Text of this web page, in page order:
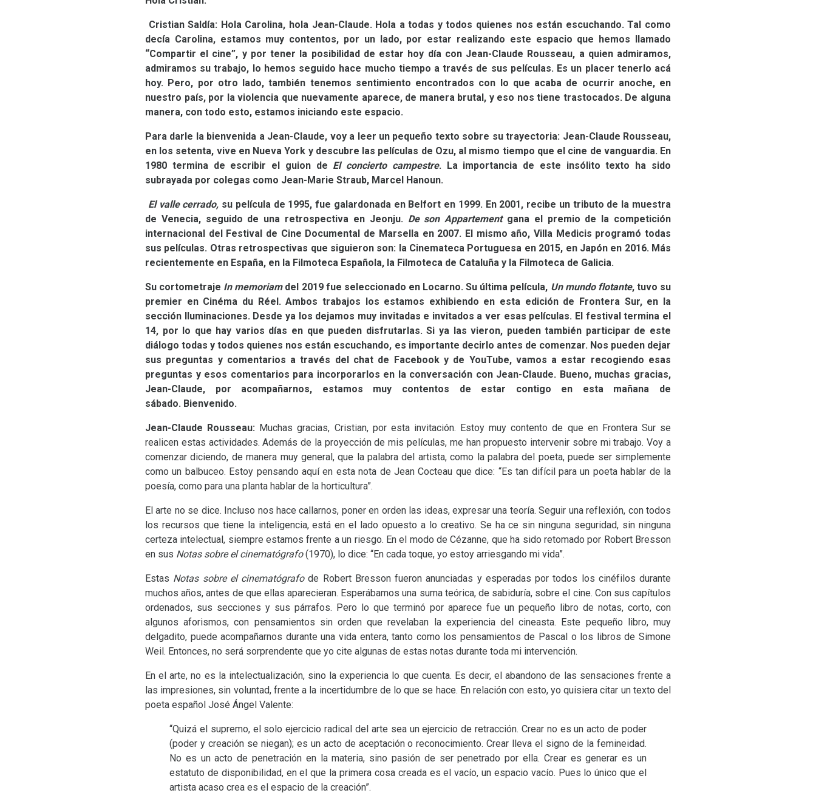
Cristian Saldía: Hola Carolina, hola Jean-Claude. Hola a todas y todos quienes nos están escuchando. Tal como
decía Carolina, estamos muy contentos, por un lado, por estar realizando este espacio que hemos llamado
“Compartir el cine”, y por tener la posibilidad de estar hoy día con Jean-Claude Rousseau, a quien admiramos,
admiramos su trabajo, lo hemos seguido hace mucho tiempo a través de sus películas. Es un placer tenerlo acá
hoy. Pero, por otro lado, también tenemos sentimiento encontrados con lo que acaba de ocurrir anoche, en
nuestro país, por la violencia que nuevamente aparece, de manera brutal, y eso nos tiene trastocados. De alguna
manera, con todo esto, estamos iniciando este espacio.
Para darle la bienvenida a Jean-Claude, voy a leer un pequeño texto sobre su trayectoria: Jean-Claude Rousseau,
en los setenta, vive en Nueva York y descubre las películas de Ozu, al mismo tiempo que el cine de vanguardia. En
1980 termina de escribir el guion de El concierto campestre. La importancia de este insólito texto ha sido
subrayada por colegas como Jean-Marie Straub, Marcel Hanoun.
El valle cerrado, su película de 1995, fue galardonada en Belfort en 1999. En 2001, recibe un tributo de la muestra
de Venecia, seguido de una retrospectiva en Jeonju. De son Appartementgana el premio de la competición
internacional del Festival de Cine Documental de Marsella en 2007. El mismo año, Villa Medicis programó todas
sus películas. Otras retrospectivas que siguieron son: la Cinemateca Portuguesa en 2015, en Japón en 2016. Más
recientemente en España, en la Filmoteca Española, la Filmoteca de Cataluña y la Filmoteca de Galicia.
Su cortometraje In memoriamdel 2019 fue seleccionado en Locarno. Su última película, Un mundo flotante, tuvo su
premier en Cinéma du Réel. Ambos trabajos los estamos exhibiendo en esta edición de Frontera Sur, en la
sección Iluminaciones. Desde ya los dejamos muy invitadas e invitados a ver esas películas. El festival termina el
14, por lo que hay varios días en que pueden disfrutarlas. Si ya las vieron, pueden también participar de este
diálogo todas y todos quienes nos están escuchando, es importante decirlo antes de comenzar. Nos pueden dejar
sus preguntas y comentarios a través del chat de Facebook y de YouTube, vamos a estar recogiendo esas
preguntas y esos comentarios para incorporarlos en la conversación con Jean-Claude. Bueno, muchas gracias,
Jean-Claude, por acompañarnos, estamos muy contentos de estar contigo en esta mañana de
sábado. Bienvenido.
Jean-Claude Rousseau: Muchas gracias, Cristian, por esta invitación. Estoy muy contento de que en Frontera Sur se
realicen estas actividades. Además de la proyección de mis películas, me han propuesto intervenir sobre mi trabajo. Voy a
comenzar diciendo, de manera muy general, que la palabra del artista, como la palabra del poeta, puede ser simplemente
como un balbuceo. Estoy pensando aquí en esta nota de Jean Cocteau que dice: “Es tan difícil para un poeta hablar de la
poesía, como para una planta hablar de la horticultura”.
El arte no se dice. Incluso nos hace callarnos, poner en orden las ideas, expresar una teoría. Seguir una reflexión, con todos
los recursos que tiene la inteligencia, está en el lado opuesto a lo creativo. Se ha ce sin ninguna seguridad, sin ninguna
certeza intelectual, siempre estamos frente a un riesgo. En el modo de Cézanne, que ha sido retomado por Robert Bresson
en sus Notas sobre el cinematógrafo(1970), lo dice: “En cada toque, yo estoy arriesgando mi vida”.
Estas Notas sobre el cinematógrafode Robert Bresson fueron anunciadas y esperadas por todos los cinéfilos durante
muchos años, antes de que ellas aparecieran. Esperábamos una suma teórica, de sabiduría, sobre el cine. Con sus capítulos
ordenados, sus secciones y sus párrafos. Pero lo que terminó por aparece fue un pequeño libro de notas, corto, con
algunos aforismos, con pensamientos sin orden que revelaban la experiencia del cineasta. Este pequeño libro, muy
delgadito, puede acompañarnos durante una vida entera, tanto como los pensamientos de Pascal o los libros de Simone
Weil. Entonces, no será sorprendente que yo cite algunas de estas notas durante toda mi intervención.
En el arte, no es la intelectualización, sino la experiencia lo que cuenta. Es decir, el abandono de las sensaciones frente a
las impresiones, sin voluntad, frente a la incertidumbre de lo que se hace. En relación con esto, yo quisiera citar un texto del
poeta español José Ángel Valente:
“Quizá el supremo, el solo ejercicio radical del arte sea un ejercicio de retracción. Crear no es un acto de poder
(poder y creación se niegan); es un acto de aceptación o reconocimiento. Crear lleva el signo de la femineidad.
No es un acto de penetración en la materia, sino pasión de ser penetrado por ella. Crear es generar es un
estatuto de disponibilidad, en el que la primera cosa creada es el vacío, un espacio vacío. Pues lo único que el
artista acaso crea es el espacio de la creación”.